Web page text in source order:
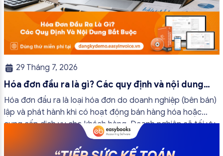
29 Tháng 7, 2026
Hóa đơn đầu ra là gì? Các quy định và nội dung
bắt buộc mới nhất
Hóa đơn đầu ra là loại hóa đơn do doanh nghiệp (bên bán)
lập và phát hành khi có hoạt động bán hàng hóa hoặc
cung cấp dịch vụ cho khách hàng. Doanh nghiệp sẽ tối ưu
quy trình vận hành và tránh được những án phạt hành
chính không đáng có nếu nắm rõ […]